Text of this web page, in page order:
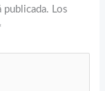
publicada. Los